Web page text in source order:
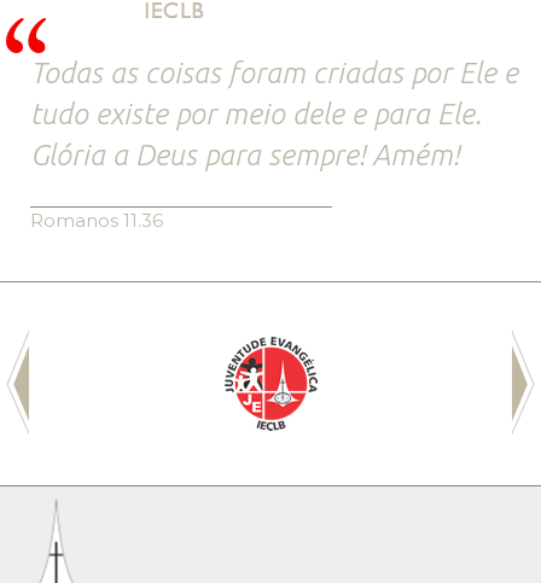
Todas as coisas foram criadas por Ele e
tudo existe por meio dele e para Ele.
Glória a Deus para sempre! Amém!
Romanos 11.36